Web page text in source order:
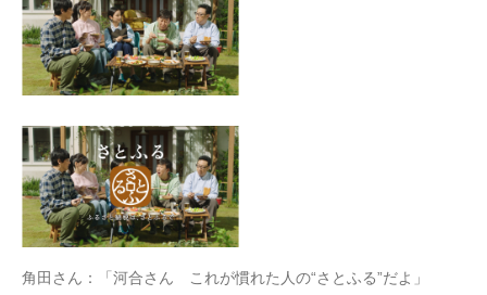
角田さん：「河合さん これが慣れた人の“さとふる”だよ」